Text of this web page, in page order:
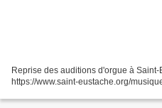
Reprise des auditions d'orgue à
https://www.saint-eustache.org/